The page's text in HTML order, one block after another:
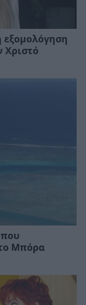
εξομολόγηση
Χριστό
Μπόρα